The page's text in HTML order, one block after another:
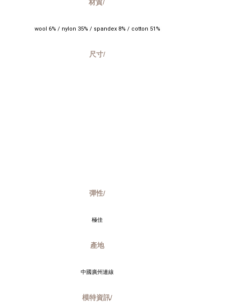
wool 6% / nylon 35% / spandex 8% / cotton 51%
尺寸/
彈性/
極佳
產地
中國廣州連線
模特資訊/